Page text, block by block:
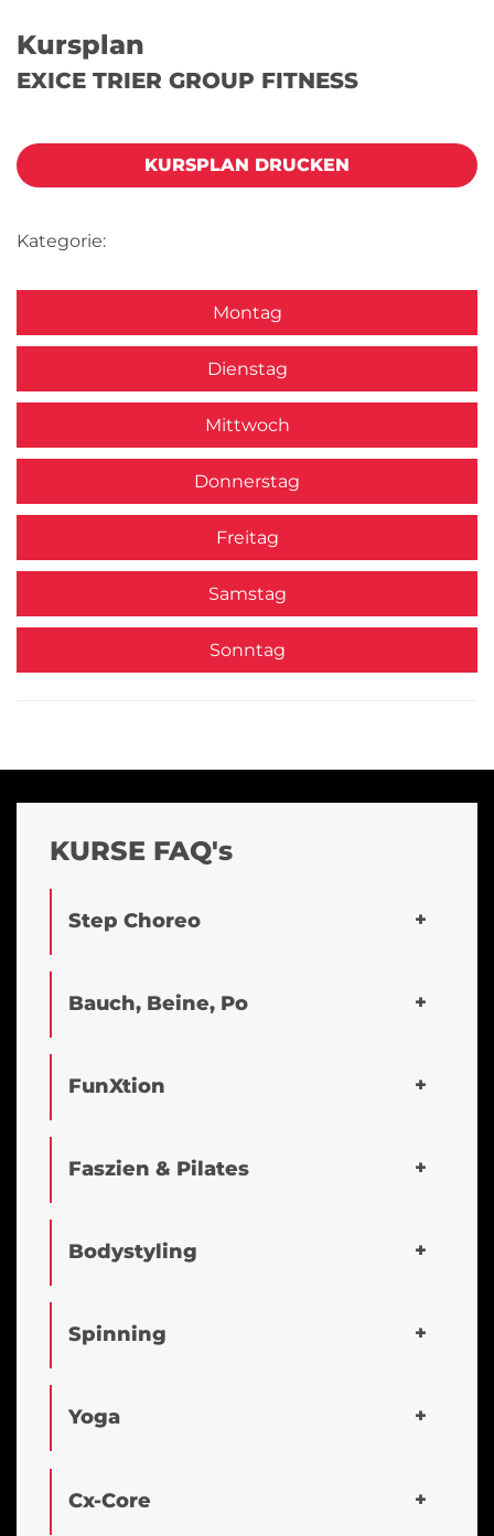
Kursplan
EXICE TRIER GROUP FITNESS
KURSPLAN DRUCKEN
Kategorie:
Montag
Dienstag
Mittwoch
Donnerstag
Freitag
Samstag
Sonntag
KURSE FAQ's
Step Choreo
Bauch, Beine, Po
FunXtion
Faszien & Pilates
Bodystyling
Spinning
Yoga
Cx-Core